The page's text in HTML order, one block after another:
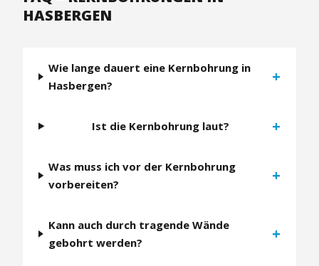
HASBERGEN
Wie lange dauert eine Kernbohrung in
Hasbergen?
+
Ist die Kernbohrung laut? +
Was muss ich vor der Kernbohrung
vorbereiten?
+
Kann auch durch tragende Wände
gebohrt werden?
+